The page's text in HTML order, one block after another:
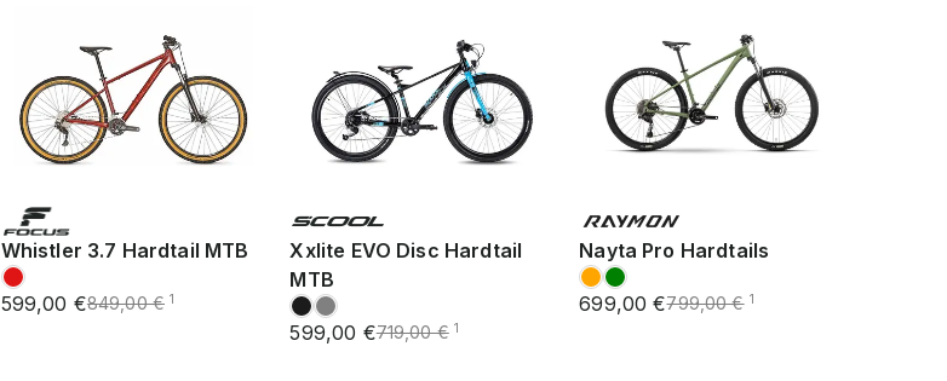
Whistler 3.7 Hardtail MTB
599,00 €849,00 € 1
Xxlite EVO Disc Hardtail
MTB
599,00 €719,00 € 1
Nayta Pro Hardtails
699,00 €799,00 € 1